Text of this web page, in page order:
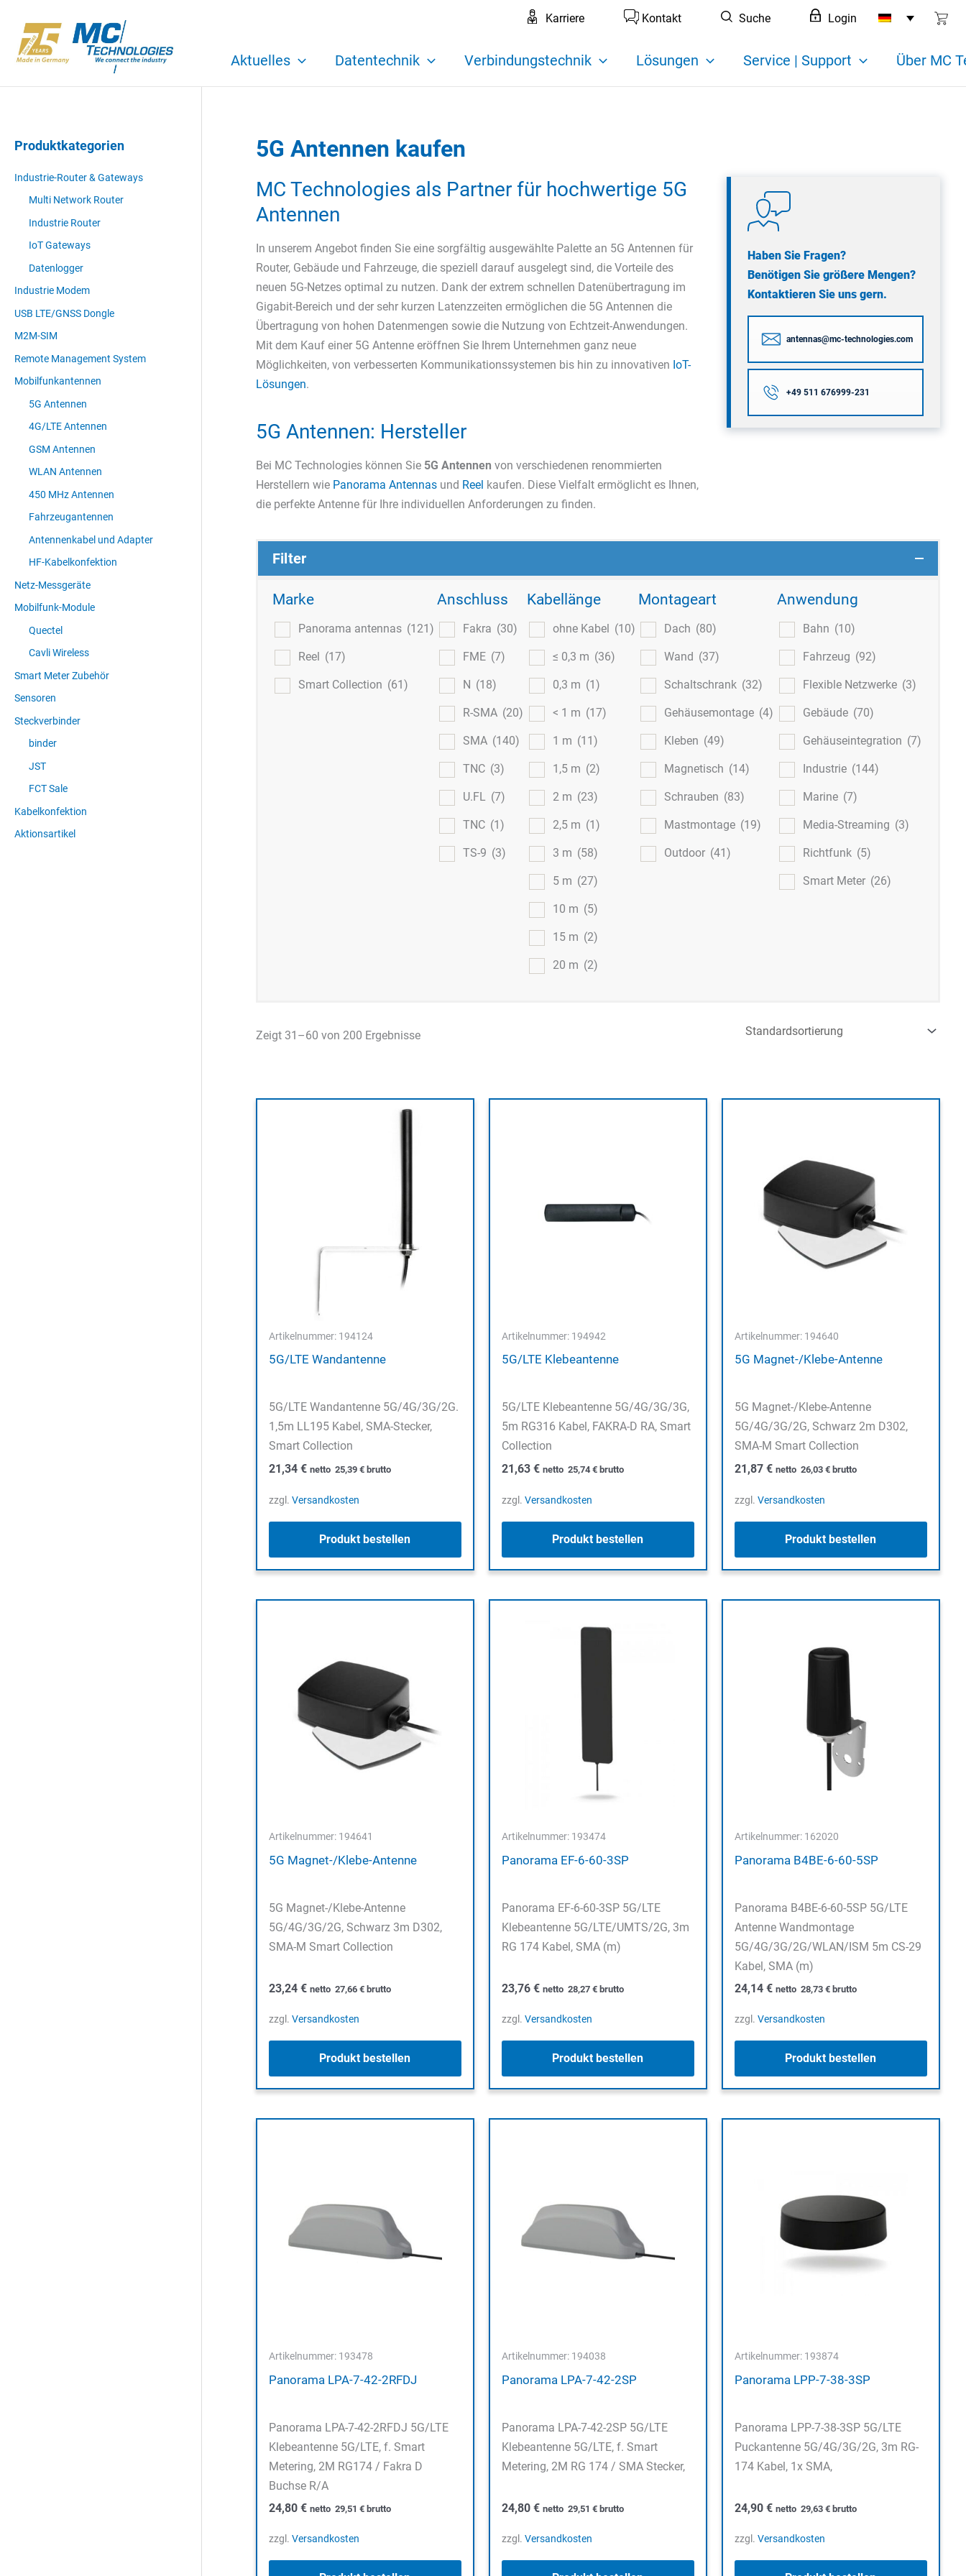
Inhalt
springen
Karriere Kontakt Suche Login
Aktuelles Datentechnik Verbindungstechnik Lösungen Service | Support Über MC
Produktkategorien
Industrie-Router & Gateways
Multi Network Router
Industrie Router
IoT Gateways
Datenlogger
Industrie Modem
USB LTE/GNSS Dongle
M2M-SIM
Remote Management System
Mobilfunkantennen
5G Antennen
4G/LTE Antennen
GSM Antennen
WLAN Antennen
450 MHz Antennen
Fahrzeugantennen
Antennenkabel und Adapter
HF-Kabelkonfektion
Netz-Messgeräte
Mobilfunk-Module
Quectel
Cavli Wireless
Smart Meter Zubehör
Sensoren
Steckverbinder
binder
JST
FCT Sale
Kabelkonfektion
Aktionsartikel
5G Antennen kaufen
MC Technologies als Partner für hochwertige 5G
Antennen
In unserem Angebot finden Sie eine sorgfältig ausgewählte Palette an 5G Antennen für
Router, Gebäude und Fahrzeuge, die speziell darauf ausgelegt sind, die Vorteile des
neuen 5G-Netzes optimal zu nutzen. Dank der extrem schnellen Datenübertragung im
Gigabit-Bereich und der sehr kurzen Latenzzeiten ermöglichen die 5G Antennen die
Übertragung von hohen Datenmengen sowie die Nutzung von Echtzeit-Anwendungen.
Mit dem Kauf einer 5G Antenne eröffnen Sie Ihrem Unternehmen ganz neue
Möglichkeiten, von verbesserten Kommunikationssystemen bis hin zu innovativen IoT-
Lösungen.
5G Antennen: Hersteller
Bei MC Technologies können Sie 5G Antennen von verschiedenen renommierten
Herstellern wie Panorama Antennasund Reel kaufen. Diese Vielfalt ermöglicht es Ihnen,
die perfekte Antenne für Ihre individuellen Anforderungen zu finden.
Haben Sie Fragen?
Benötigen Sie größere Mengen?
Kontaktieren Sie uns gern.
antennas@mc-technologies.com
+49 511 676999-231
Filter
Marke
Panorama antennas (121)
Reel (17)
Smart Collection (61)
Anschluss
Fakra (30)
FME (7)
N (18)
R-SMA (20)
SMA (140)
TNC (3)
U.FL (7)
TNC (1)
TS-9 (3)
Kabellänge
ohne Kabel (10)
≤ 0,3 m (36)
0,3 m (1)
< 1 m (17)
1 m (11)
1,5 m (2)
2 m (23)
2,5 m (1)
3 m (58)
5 m (27)
10 m (5)
15 m (2)
20 m (2)
Montageart
Dach (80)
Wand (37)
Schaltschrank (32)
Gehäusemontage (4)
Kleben (49)
Magnetisch (14)
Schrauben (83)
Mastmontage (19)
Outdoor (41)
Anwendung
Bahn (10)
Fahrzeug (92)
Flexible Netzwerke (3)
Gebäude (70)
Gehäuseintegration (7)
Industrie (144)
Marine (7)
Media-Streaming (3)
Richtfunk (5)
Smart Meter (26)
Zeigt 31–60 von 200 Ergebnisse
Artikelnummer: 194124
5G/LTE Wandantenne
5G/LTE Wandantenne 5G/4G/3G/2G.
1,5m LL195 Kabel, SMA-Stecker,
Smart Collection
21,34 € netto 25,39 €brutto
zzgl. Versandkosten
Produkt bestellen
Artikelnummer: 194942
5G/LTE Klebeantenne
5G/LTE Klebeantenne 5G/4G/3G/3G,
5m RG316 Kabel, FAKRA-D RA, Smart
Collection
21,63 € netto 25,74 €brutto
zzgl. Versandkosten
Produkt bestellen
Artikelnummer: 194640
5G Magnet-/Klebe-Antenne
5G Magnet-/Klebe-Antenne
5G/4G/3G/2G, Schwarz 2m D302,
SMA-M Smart Collection
21,87 € netto 26,03 €brutto
zzgl. Versandkosten
Produkt bestellen
Artikelnummer: 194641
5G Magnet-/Klebe-Antenne
5G Magnet-/Klebe-Antenne
5G/4G/3G/2G, Schwarz 3m D302,
SMA-M Smart Collection
23,24 € netto 27,66 €brutto
zzgl. Versandkosten
Produkt bestellen
Artikelnummer: 193474
Panorama EF-6-60-3SP
Panorama EF-6-60-3SP 5G/LTE
Klebeantenne 5G/LTE/UMTS/2G, 3m
RG 174 Kabel, SMA (m)
23,76 € netto 28,27 €brutto
zzgl. Versandkosten
Produkt bestellen
Artikelnummer: 162020
Panorama B4BE-6-60-5SP
Panorama B4BE-6-60-5SP 5G/LTE
Antenne Wandmontage
5G/4G/3G/2G/WLAN/ISM 5m CS-29
Kabel, SMA (m)
24,14 € netto 28,73 €brutto
zzgl. Versandkosten
Produkt bestellen
Artikelnummer: 193478
Panorama LPA-7-42-2RFDJ
Panorama LPA-7-42-2RFDJ 5G/LTE
Klebeantenne 5G/LTE, f. Smart
Metering, 2M RG174 / Fakra D
Buchse R/A
24,80 € netto 29,51 €brutto
zzgl. Versandkosten
Artikelnummer: 194038
Panorama LPA-7-42-2SP
Panorama LPA-7-42-2SP 5G/LTE
Klebeantenne 5G/LTE, f. Smart
Metering, 2M RG 174 / SMA Stecker,
24,80 € netto 29,51 €brutto
zzgl. Versandkosten
Artikelnummer: 193874
Panorama LPP-7-38-3SP
Panorama LPP-7-38-3SP 5G/LTE
Puckantenne 5G/4G/3G/2G, 3m RG-
174 Kabel, 1x SMA,
24,90 € netto 29,63 €brutto
zzgl. Versandkosten